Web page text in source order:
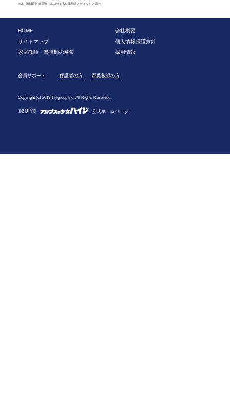
※2 個別直営教室数、2016年5月20日産經メディックス調べ
HOME
会社概要
サイトマップ
個人情報保護方針
家庭教師・塾講師の募集
採用情報
会員サポート： 保護者の方 家庭教師の方
Copyright (c) 2019 Trygroup Inc. All Rights Reserved.
©ZUIYO 公式ホームページ